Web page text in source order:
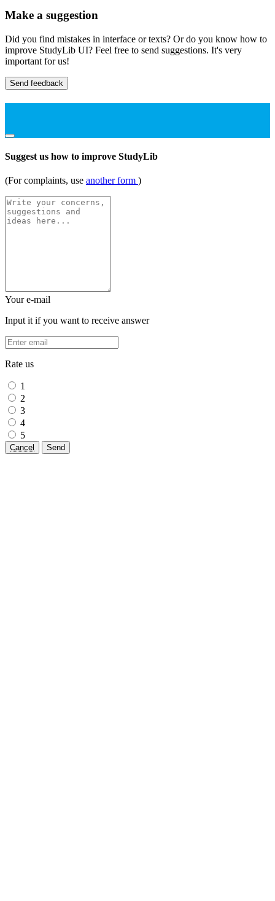
Make a suggestion
Did you find mistakes in interface or texts? Or do you know how to
improve StudyLib UI? Feel free to send suggestions. It's very
important for us!
Send feedback
Suggest us how to improve StudyLib
(For complaints, use another form )
Your e-mail
Input it if you want to receive answer
Rate us
1
2
3
4
5
Cancel Send